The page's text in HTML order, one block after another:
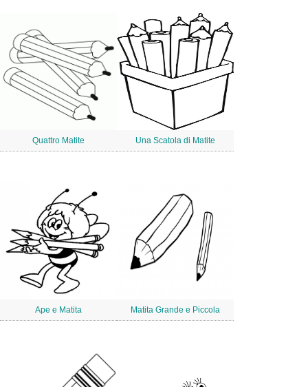
Quattro Matite Una Scatola di Matite
Ape e Matita Matita Grande e Piccola